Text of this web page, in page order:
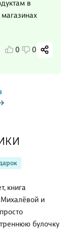
книга
Михалёвой и
булочку
в
0 0